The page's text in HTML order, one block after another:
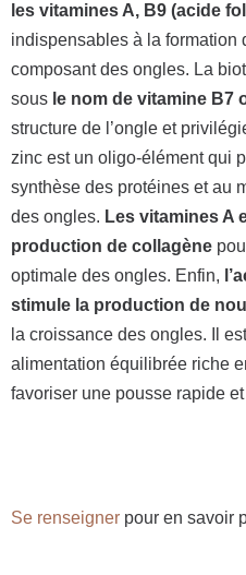
les vitamines A, B9 (acide
indispensables à la formation
composant des ongles. La
sous le nom de vitamine B7
structure de l’ongle et
zinc est un oligo-élément qui
synthèse des protéines et au
des ongles. Les vitamines A
production de collagène
optimale des ongles. Enfin,
stimule la production de
la croissance des ongles. Il
alimentation équilibrée riche
favoriser une pousse rapide
Se renseigner pour en savoir